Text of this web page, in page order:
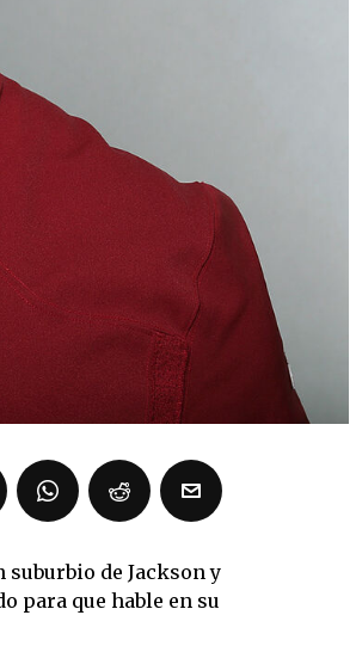
suburbio de Jackson y
para que hable en su